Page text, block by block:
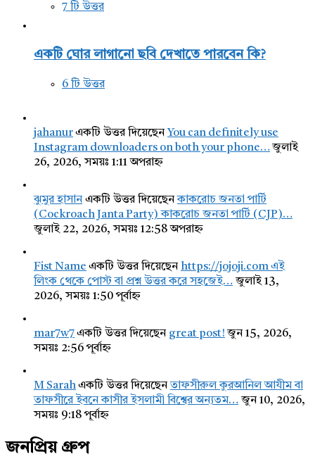
7 টি উত্তর
একটি ঘোর লাগানো ছবি দেখাতে পারবেন কি?
6 টি উত্তর
jahanurএকটি উত্তর দিয়েছেন You can definitely use
Instagram downloaders on both your phone… জুলাই
26, 2026, সময়ঃ 1:11 অপরাহ্ন
ঝুমুর হাসানএকটি উত্তর দিয়েছেনকাকরোচ জনতা পার্টি
(Cockroach Janta Party) কাকরোচ জনতা পার্টি (CJP)…
জুলাই 22, 2026, সময়ঃ 12:58 অপরাহ্ন
Fist Name একটি উত্তর দিয়েছেন https://jojoji.com এই
লিংক থেকে পোস্ট বা প্রশ্ন উত্তর করে সহজেই… জুলাই 13,
2026, সময়ঃ 1:50 পূর্বাহ্ন
mar7w7একটি উত্তর দিয়েছেন great post! জুন 15, 2026,
সময়ঃ 2:56 পূর্বাহ্ন
M Sarahএকটি উত্তর দিয়েছেনতাফসীরুল কুরআনিল আযীম বা
তাফসীরে ইবনে কাসীর ইসলামী বিশ্বের অন্যতম… জুন 10, 2026,
সময়ঃ 9:18 পূর্বাহ্ন
জনপ্রিয় গ্রুপ